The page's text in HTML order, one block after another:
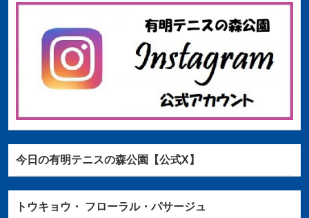
今日の有明テニスの森公園【公式X】
トウキョウ・ フローラル・パサージュ